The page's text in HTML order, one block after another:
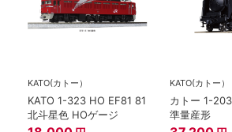
KATO(カトー）
KATO 1-323 HO EF81 81
北斗星色 HOゲージ
KATO(カトー）
カトー 1-
準量産形